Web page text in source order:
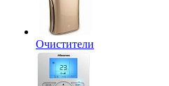
Очистители